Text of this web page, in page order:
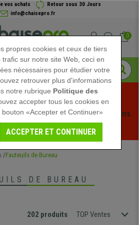
vos achats
Retour sous 30 Jours
info@chaisepro.fr
0
chez Chaisepro ! Des réductions
durée limitée - Voir l'offre
Fauteuils de Bureau
DE BUREAU
202 produits TOP Ventes
propres cookies et ceux de tiers
trafic sur notre site Web, ceci en
nécessaires pour étudier votre
retrouver plus d'informations
notre rubrique Politique des
accepter tous les cookies en
«Accepter et Continuer»
ACCEPTER ET CONTINUER